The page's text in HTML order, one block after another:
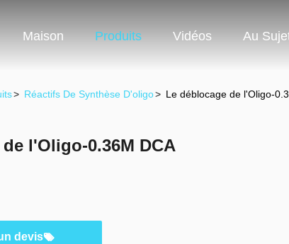
Maison Produits Vidéos Au
> Réactifs De Synthèse D'oligo> Le déblocage de l'Oligo-
l'Oligo-0.36M DCA
devis